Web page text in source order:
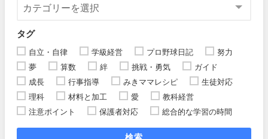
タグ
自立・自律 学級経営 プロ野球日記
努力
夢
算数 絆 挑戦・勇気
ガイド
成長
行事指導 みきママレシピ
生徒対応
理科
材料と加工 愛
教科経営
注意ポイント
保護者対応 総合的な学習の時間